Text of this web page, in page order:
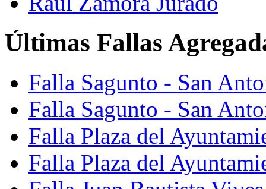
Últimas Fallas
Falla Sagunto - San
Falla Sagunto - San
Falla Plaza del
Falla Plaza del